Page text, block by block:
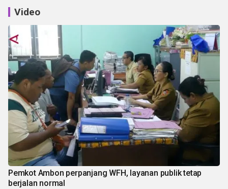
Video
Pemkot Ambon perpanjang WFH, layanan publik tetap
berjalan normal